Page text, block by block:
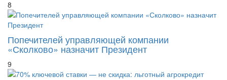
Попечителей управляющей компании
«Сколково» назначит Президент
9